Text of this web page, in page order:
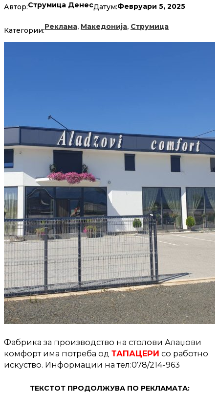
Автор:Струмица ДенесДатум:Февруари 5, 2025
Категории:Реклама, Македонија, Струмица
Фабрика за производство на столови Алаџови
комфорт има потреба од ТАПАЦЕРИ со работно
искуство. Информации на тел:078/214-963
ТЕКСТОТ ПРОДОЛЖУВА ПО РЕКЛАМАТА: